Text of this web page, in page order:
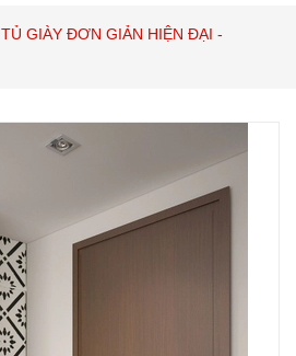
TỦ GIÀY ĐƠN GIẢN HIỆN ĐẠI -